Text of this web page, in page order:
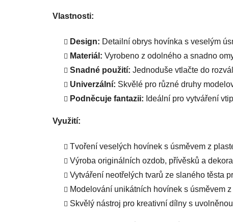
Vlastnosti:
Design: Detailní obrys hovínka s veselým
Materiál: Vyrobeno z odolného a snadno
Snadné použití: Jednoduše vtlačte do
Univerzální: Skvělé pro různé druhy
Podněcuje fantazii: Ideální pro vytváření
Využití:
Tvoření veselých hovínek s úsměvem z
Výroba originálních ozdob, přívěsků a
Vytváření neotřelých tvarů ze slaného těsta
Modelování unikátních hovínek s úsměvem
Skvělý nástroj pro kreativní dílny s